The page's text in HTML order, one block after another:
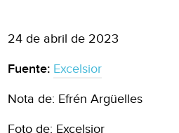
24 de abril de 2023
Fuente: Excelsior
Nota de: Efrén Argüelles
Foto de: Excelsior